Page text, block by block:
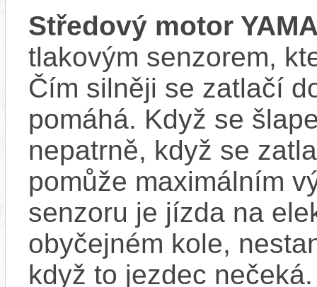
Středový motor
tlakovým senzorem,
Čím silněji se zatlačí
pomáhá. Když se
nepatrně, když se
pomůže maximálním
senzoru je jízda na
obyčejném kole,
když to jezdec